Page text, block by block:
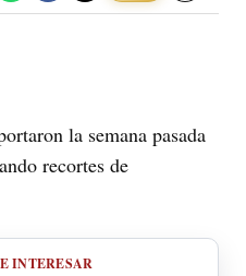
la semana pasada
recortes de
INTERESAR